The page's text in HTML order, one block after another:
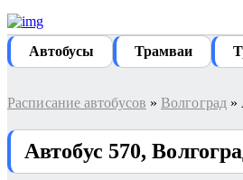
Автобуcы Трамваи
Расписание автобусов » Волгоград »
Автобус 570,